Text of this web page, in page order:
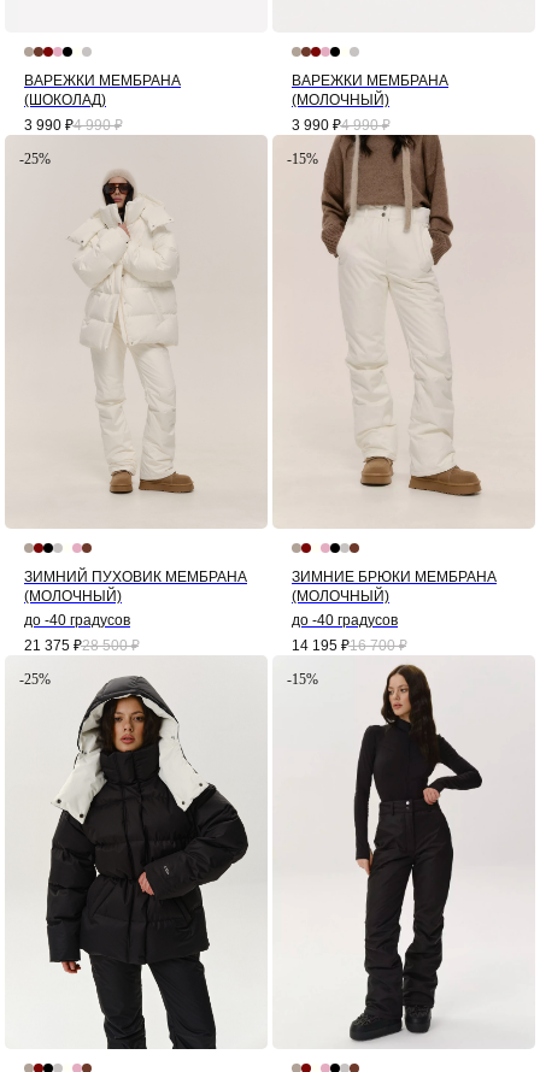
ВАРЕЖКИ МЕМБРАНА
(ШОКОЛАД)
3 990 ₽4 990 ₽
ВАРЕЖКИ МЕМБРАНА
(МОЛОЧНЫЙ)
3 990 ₽4 990 ₽
-25%
ЗИМНИЙ ПУХОВИК МЕМБРАНА
(МОЛОЧНЫЙ)
до -40 градусов
21 375 ₽28 500 ₽
-15%
ЗИМНИЕ БРЮКИ МЕМБРАНА
(МОЛОЧНЫЙ)
до -40 градусов
14 195 ₽16 700 ₽
-25%
-15%